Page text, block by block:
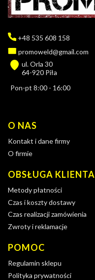
+48 535 608 158
promoweld@gmail.com
ul. Orla 30
64-920 Piła
Pon-pt 8:00 - 16:00
Linki w stopce
O NAS
Kontakt i dane firmy
O firmie
OBSŁUGA KLIENTA
Metody płatności
Czas i koszty dostawy
Czas realizacji zamówienia
Zwroty i reklamacje
POMOC
Regulamin sklepu
Polityka prywatności